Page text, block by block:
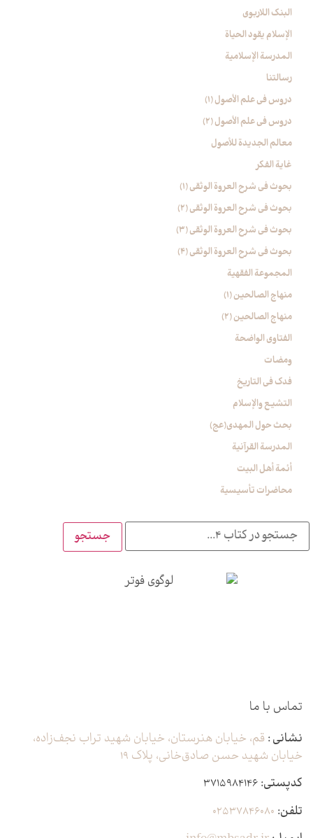
البنک اللاربوی
الإسلام یقود الحیاة
المدرسة الإسلامیة
رسالتنا
دروس فی علم الأصول (1)
دروس فی علم الأصول (2)
معالم الجدیدة للأصول
غایة الفکر
بحوث في شرح العروة الوثقی (۱)
بحوث في شرح العروة الوثقی (2)
بحوث في شرح العروة الوثقی (۳)
بحوث في شرح العروة الوثقی (4)
المجموعة الفقهیة
منهاج الصالحین (1)
منهاج الصالحین (2)
الفتاوی الواضحة
ومضات
فدک فی التاریخ
التشیع والإسلام
بحث حول المهدي(عج)
المدرسة القرآنیة
أئمة أهل البیت
محاضرات تأسیسیة
جستجو
تماس با ما
نشانی : قم، خیابان هنرستان، خیابان شهید تراب نجف‌زاده،
خیابان شهید حسن صادق‌خانی، پلاک ١٩
کدپستی:
تلفن: ۰۲۵۳۷۸۴۶۰۸۰